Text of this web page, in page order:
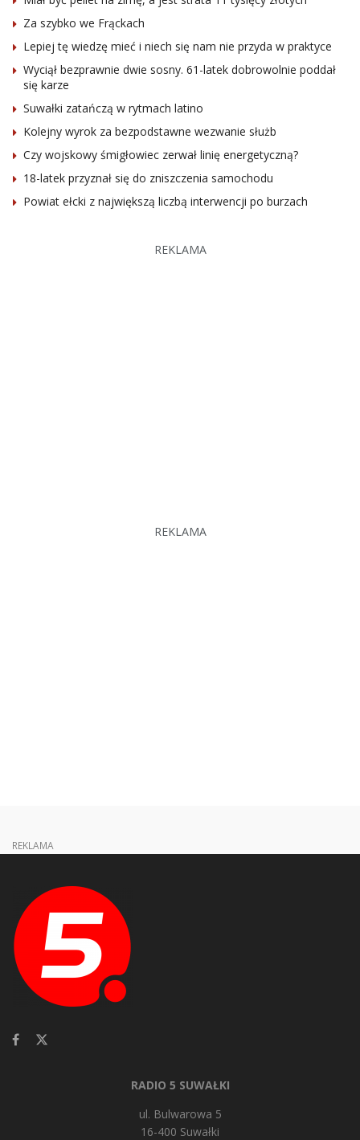
Za szybko we Frąckach
Lepiej tę wiedzę mieć i niech się nam nie przyda w praktyce
Wyciął bezprawnie dwie sosny. 61-latek dobrowolnie poddał
się karze
Suwałki zatańczą w rytmach latino
Kolejny wyrok za bezpodstawne wezwanie służb
Czy wojskowy śmigłowiec zerwał linię energetyczną?
18-latek przyznał się do zniszczenia samochodu
Powiat ełcki z największą liczbą interwencji po burzach
REKLAMA
REKLAMA
REKLAMA
RADIO 5 SUWAŁKI
ul. Bulwarowa 5
16-400 Suwałki